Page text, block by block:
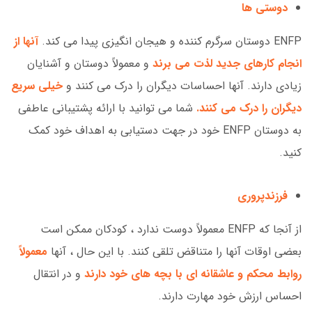
دوستی ها
ENFP دوستان سرگرم کننده و هیجان انگیزی پیدا می کند.
آنها از
انجام کارهای جدید لذت می برند و معمولاً دوستان و آشنایان
زیادی دارند. آنها احساسات دیگران را درک می کنند و خیلی سریع
دیگران را درک می کنند. شما می توانید با ارائه پشتیبانی عاطفی
به دوستان ENFP خود در جهت دستیابی به اهداف خود کمک
کنید.
فرزندپروری
از آنجا که ENFP معمولاً دوست ندارد ، کودکان ممکن است
بعضی اوقات آنها را متناقض تلقی کنند. با این حال ، آنها معمولاً
روابط محکم و عاشقانه ای با بچه های خود دارند و در انتقال
احساس ارزش خود مهارت دارند.